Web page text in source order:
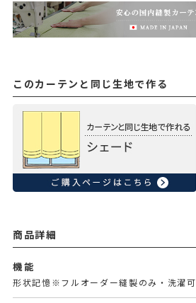
このカーテンと同じ生地で作る
商品詳細
機能
形状記憶※フルオーダー縫製のみ・洗濯可